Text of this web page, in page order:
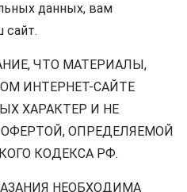
данных, вам
сайт.
ЧТО МАТЕРИАЛЫ,
ИНТЕРНЕТ-САЙТЕ
ХАРАКТЕР И НЕ
ОПРЕДЕЛЯЕМОЙ
КОДЕКСА РФ.
НЕОБХОДИМА